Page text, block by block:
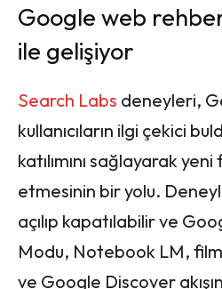
Google web
ile gelişiyor
Search Labs deneyleri,
kullanıcıların ilgi çekici
katılımını sağlayarak
etmesinin bir yolu.
açılıp kapatılabilir ve
Modu, Notebook LM, film
ve Google Discover